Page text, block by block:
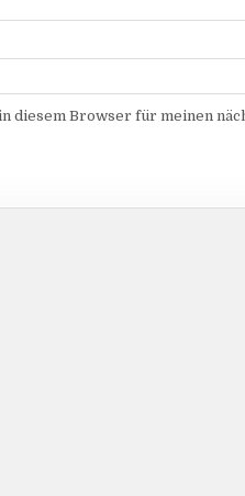
diesem Browser für meinen